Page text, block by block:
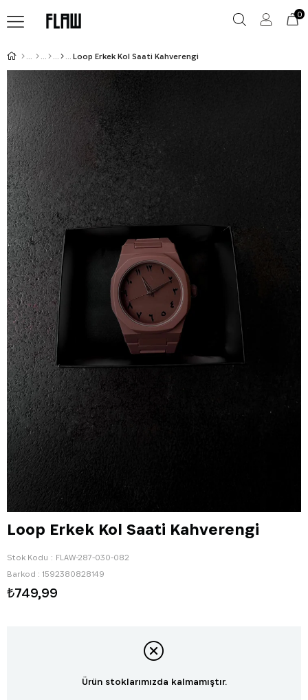
0
Loop Erkek Kol Saati Kahverengi
Loop Erkek Kol Saati Kahverengi
Stok Kodu
FLAW-287-030-082
Barkod : 1592380828149
₺749,99
Ürün stoklarımızda kalmamıştır.